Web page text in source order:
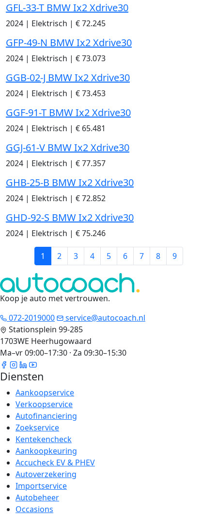
GFL-33-T BMW Ix2 Xdrive30
2024 | Elektrisch | € 72.245
GFP-49-N BMW Ix2 Xdrive30
2024 | Elektrisch | € 73.073
GGB-02-J BMW Ix2 Xdrive30
2024 | Elektrisch | € 73.453
GGF-91-T BMW Ix2 Xdrive30
2024 | Elektrisch | € 65.481
GGJ-61-V BMW Ix2 Xdrive30
2024 | Elektrisch | € 77.357
GHB-25-B BMW Ix2 Xdrive30
2024 | Elektrisch | € 72.852
GHD-92-S BMW Ix2 Xdrive30
2024 | Elektrisch | € 75.246
1 2 3 4 5 6 7 8 9
Koop je auto met vertrouwen.
072-2019000
service@autocoach.nl
Stationsplein 99-285
1703WE Heerhugowaard
Ma–vr 09:00–17:30 · Za 09:30–15:30
Diensten
Aankoopservice
Verkoopservice
Autofinanciering
Zoekservice
Kentekencheck
Aankoopkeuring
Accucheck EV & PHEV
Autoverzekering
Importservice
Autobeheer
Occasions